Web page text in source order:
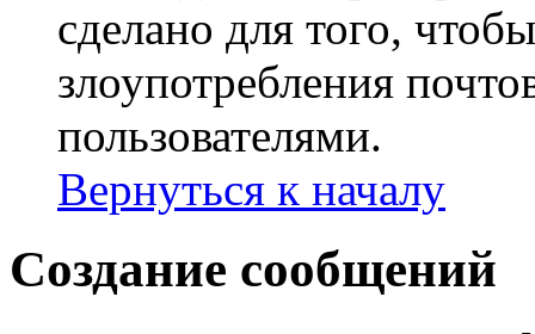
сделано для того,
злоупотребления
пользователями.
Вернуться к началу
Создание сообщений